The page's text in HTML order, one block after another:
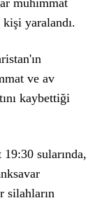
mühimmat
yaralandı.
ve av
kaybettiği
sularında,
silahların